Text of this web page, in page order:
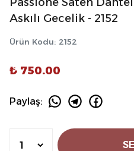
Askılı Gecelik - 2152
Ürün Kodu: 2152
₺ 750.00
Paylaş: